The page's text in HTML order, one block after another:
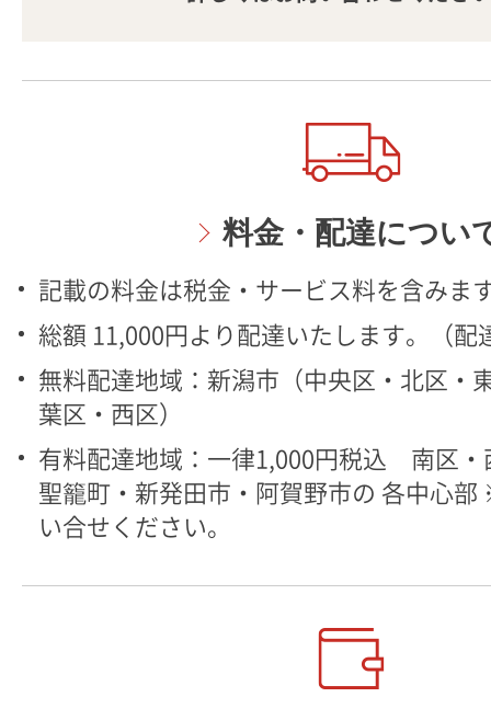
料金・配達につい
記載の料金は税金・サービス料を含みま
総額 11,000円より配達いたします。（配
無料配達地域：新潟市（中央区・北区・
葉区・西区）
有料配達地域：一律1,000円税込 南区・
聖籠町・新発田市・阿賀野市の 各中心
い合せください。